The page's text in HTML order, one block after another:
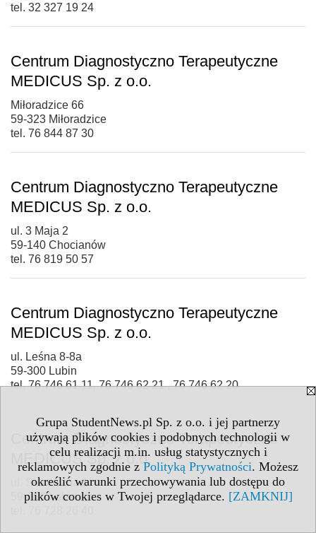
Grupa StudentNews.pl Sp. z o.o. i jej partnerzy
używają plików cookies i podobnych technologii w
celu realizacji m.in. usług statystycznych i
reklamowych zgodnie z Polityką Prywatności. Możesz
określić warunki przechowywania lub dostępu do
plików cookies w Twojej przeglądarce. [ZAMKNIJ]
tel. 32 327 19 24
Centrum Diagnostyczno Terapeutyczne
MEDICUS Sp. z o.o.
Miłoradzice 66
59-323 Miłoradzice
tel. 76 844 87 30
Centrum Diagnostyczno Terapeutyczne
MEDICUS Sp. z o.o.
ul. 3 Maja 2
59-140 Chocianów
tel. 76 819 50 57
Centrum Diagnostyczno Terapeutyczne
MEDICUS Sp. z o.o.
ul. Leśna 8-8a
59-300 Lubin
tel. 76 746 61 11, 76 746 62 21 , 76 746 62 20
Centrum Diagnostyczno Terapeutyczne
MEDICUS Sp. z o.o.
ul. Słoneczna 1
59-300 Lubin